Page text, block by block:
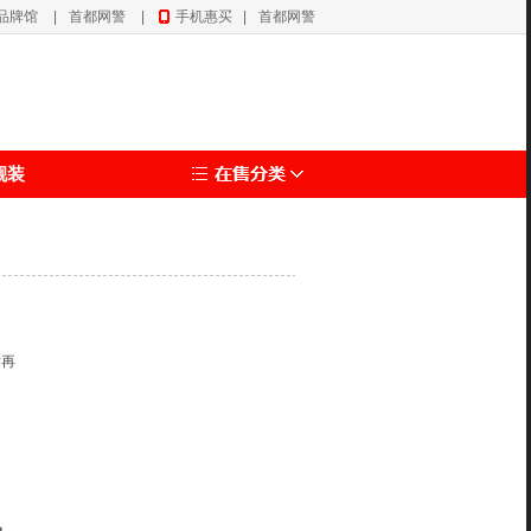
牌馆 首都网警 手机惠买 首都网警
装